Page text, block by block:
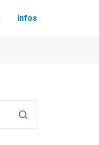
Infos